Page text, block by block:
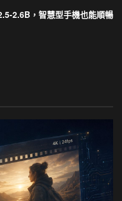
2.6B，智慧型手機也能順暢